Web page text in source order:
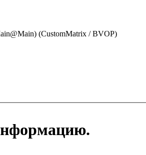
(CustomMatrix / BVOP)